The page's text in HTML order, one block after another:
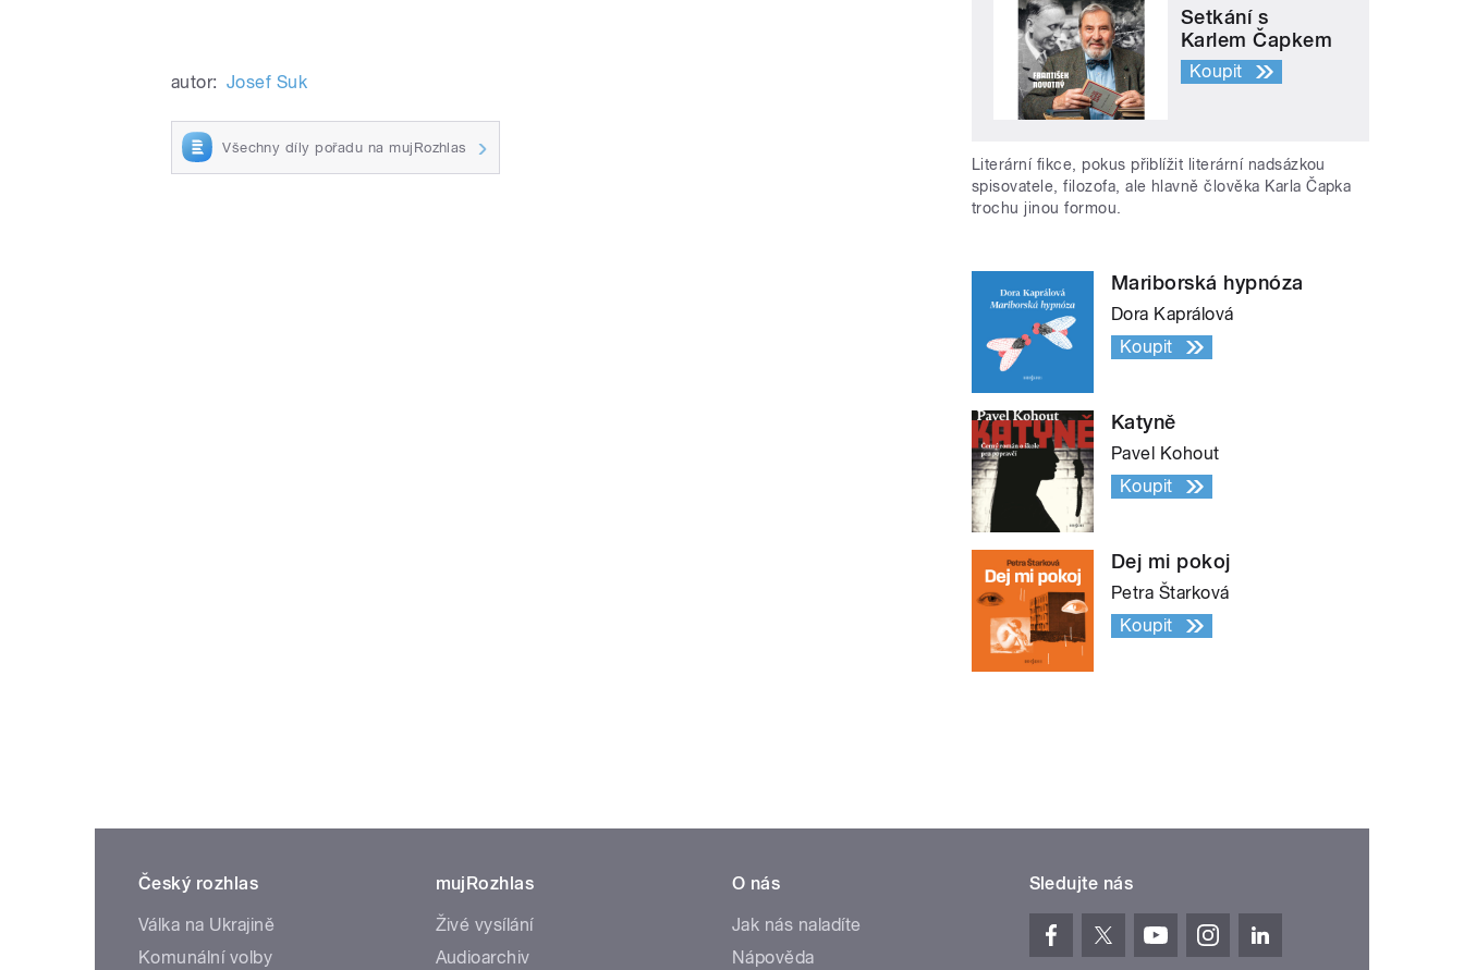
autor: Josef Suk
Všechny díly pořadu na mujRozhlas
Setkání s
Karlem Čapkem
Koupit
Literární fikce, pokus přiblížit literární nadsázkou
spisovatele, filozofa, ale hlavně člověka Karla Čapka
trochu jinou formou.
Mariborská hypnóza
Dora Kaprálová
Koupit
Katyně
Pavel Kohout
Koupit
Dej mi pokoj
Petra Štarková
Koupit
Český rozhlas
Válka na Ukrajině
Komunální volby
mujRozhlas
Živé vysílání
Audioarchiv
O nás
Jak nás naladíte
Nápověda
Sledujte nás